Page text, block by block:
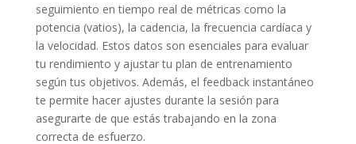
seguimiento en tiempo real de métricas como la
potencia (vatios), la cadencia, la frecuencia cardíaca y
la velocidad. Estos datos son esenciales para evaluar
tu rendimiento y ajustar tu plan de entrenamiento
según tus objetivos. Además, el feedback instantáneo
te permite hacer ajustes durante la sesión para
asegurarte de que estás trabajando en la zona
correcta de esfuerzo.